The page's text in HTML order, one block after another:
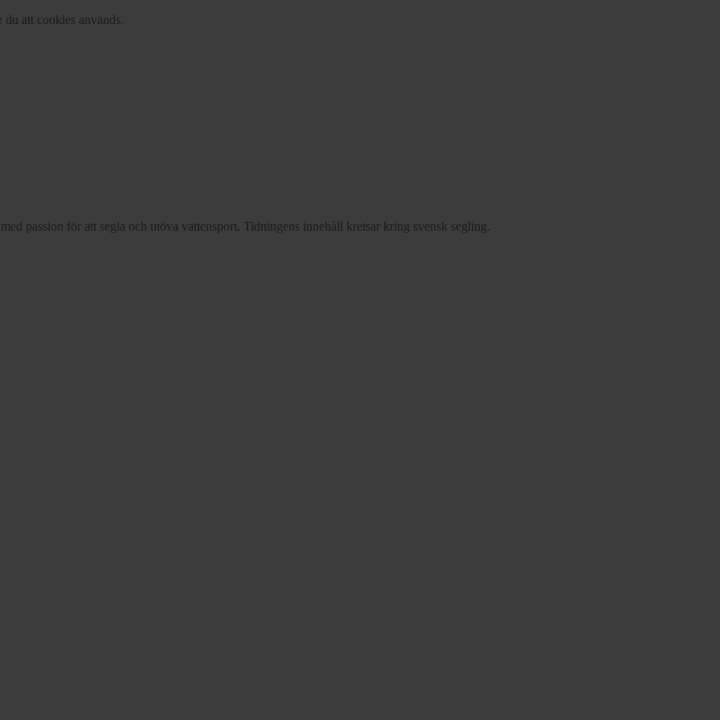
du att cookies används.
passion för att segla och utöva vattensport. Tidningens innehåll kretsar kring svensk segling.